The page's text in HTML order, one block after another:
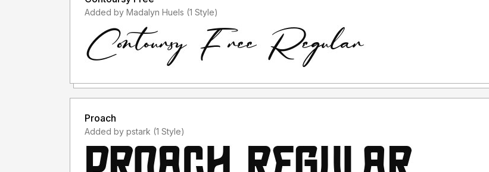
- Saya tidak menerima "lisensi font" setelah penggunaan. (Contoh kasus: anda ketahuan menggunakan
font saya untuk keperluan komersil, padahal lisensinya free for personal use, kemudian setelah ketahuan
- Lisensi font setelah penggunaan silahkan gunakan sesuai terms & condition yang berlaku setelah anda
membeli lisensi font tersebut
Added by Madalyn Huels (1 Style)
Proach
Added by pstark (1 Style)